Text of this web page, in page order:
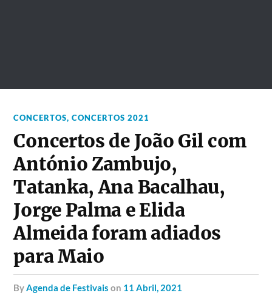
CONCERTOS,CONCERTOS 2021
Concertos de João Gil com
António Zambujo,
Tatanka, Ana Bacalhau,
Jorge Palma e Elida
Almeida foram adiados
para Maio
byAgenda de Festivais on 11 Abril, 2021